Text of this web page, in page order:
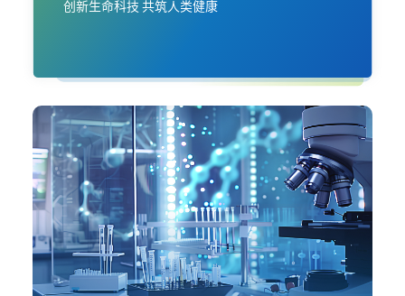
创新生命科技 共筑人类健康